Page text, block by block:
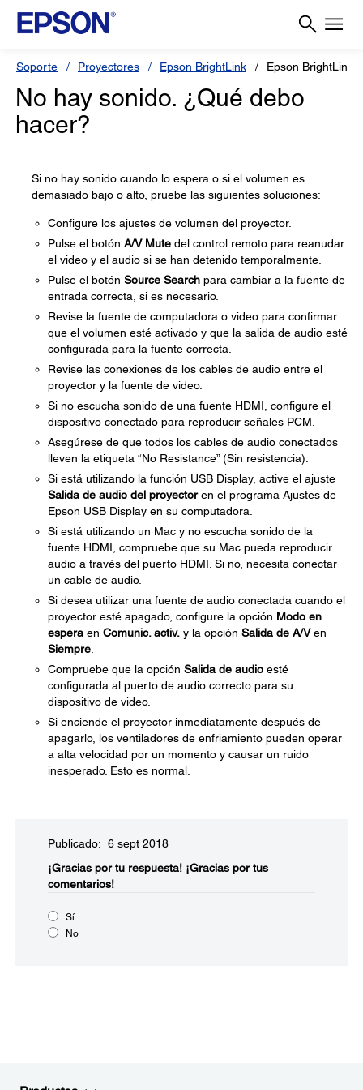
Soporte Proyectores Epson BrightLink Epson BrightLink
No hay sonido. ¿Qué debo
hacer?
Si no hay sonido cuando lo espera o si el volumen es
demasiado bajo o alto, pruebe las siguientes soluciones:
Configure los ajustes de volumen del proyector.
Pulse el botón A/V Mute del control remoto para reanudar
el video y el audio si se han detenido temporalmente.
Pulse el botón Source Search para cambiar a la fuente de
entrada correcta, si es necesario.
Revise la fuente de computadora o video para confirmar
que el volumen esté activado y que la salida de audio esté
configurada para la fuente correcta.
Revise las conexiones de los cables de audio entre el
proyector y la fuente de video.
Si no escucha sonido de una fuente HDMI, configure el
dispositivo conectado para reproducir señales PCM.
Asegúrese de que todos los cables de audio conectados
lleven la etiqueta “No Resistance” (Sin resistencia).
Si está utilizando la función USB Display, active el ajuste
Salida de audio del proyectoren el programa Ajustes de
Epson USB Display en su computadora.
Si está utilizando un Mac y no escucha sonido de la
fuente HDMI, compruebe que su Mac pueda reproducir
audio a través del puerto HDMI. Si no, necesita conectar
un cable de audio.
Si desea utilizar una fuente de audio conectada cuando el
proyector esté apagado, configure la opción Modo en
espera en Comunic. activ. y la opción Salida de A/Ven
Siempre
Compruebe que la opción Salida de audio esté
configurada al puerto de audio correcto para su
dispositivo de video.
Si enciende el proyector inmediatamente después de
apagarlo, los ventiladores de enfriamiento pueden operar
a alta velocidad por un momento y causar un ruido
inesperado. Esto es normal.
Publicado: 6 sept 2018
¡Gracias por tu respuesta! ¡Gracias por tus
comentarios!
Sí
No